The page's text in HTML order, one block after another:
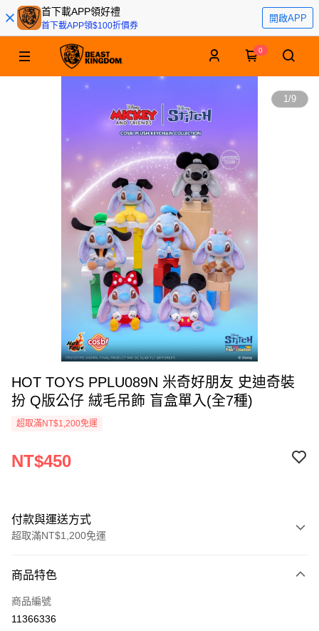
首下載APP領好禮
首下載APP領$100折價券
開啟APP
0
1/9
HOT TOYS PPLU089N 米奇好朋友 史迪奇裝
扮 Q版公仔 絨毛吊飾 盲盒單入(全7種)
超取滿NT$1,200免運
NT$450
付款與運送方式
超取滿NT$1,200免運
信用卡一次付款
LINE Pay
商品特色
商品編號
11366336